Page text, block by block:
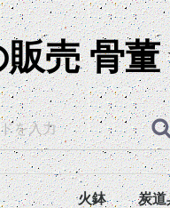
買取
売 骨董
火鉢 炭道